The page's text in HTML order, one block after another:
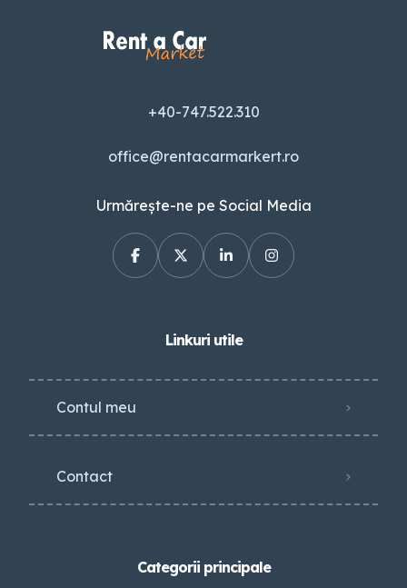
+40-747.522.310
office@rentacarmarkert.ro
Urmărește-ne pe Social Media
Linkuri utile
Contul meu
Contact
Categorii principale